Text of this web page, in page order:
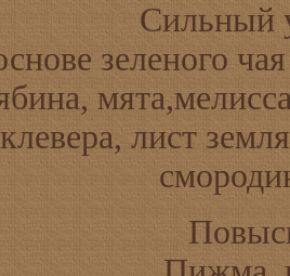
Сильный
зеленого
клевера, лист